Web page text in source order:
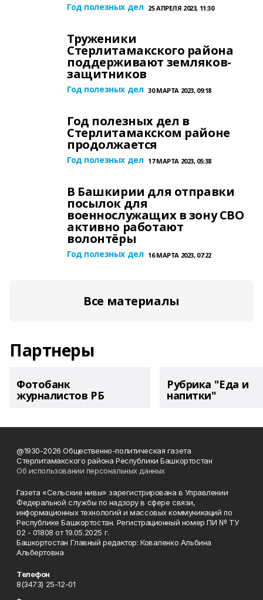
Год полезных дел 25 АПРЕЛЯ 2023, 11:30
Труженики
Стерлитамакского района
поддерживают земляков-
защитников
Год полезных дел 30 МАРТА 2023, 09:18
Год полезных дел в
Стерлитамакском районе
продолжается
Год полезных дел 17 МАРТА 2023, 05:38
В Башкирии для отправки
посылок для
военнослужащих в зону СВО
активно работают
волонтёры
Год полезных дел 16 МАРТА 2023, 07:22
Все материалы
Партнеры
Фотобанк
журналистов РБ
Рубрика "Еда и
напитки"
@1930-2026 Общественно-политическая газета
Стерлитамакского района Республики Башкортостан
Об использовании персональных данных
Газета «Сельские нивы» зарегистрирована в Управлении
Федеральной службы по надзору в сфере связи,
информационных технологий и массовых коммуникаций по
Республике Башкортостан. Регистрационный номер ПИ № ТУ
02 - 01808 от 19.05.2025 г.
Башкортостан Главный редактор: Коваленко Альбина
Альбертовна
Телефон
8(3473) 25-12-01